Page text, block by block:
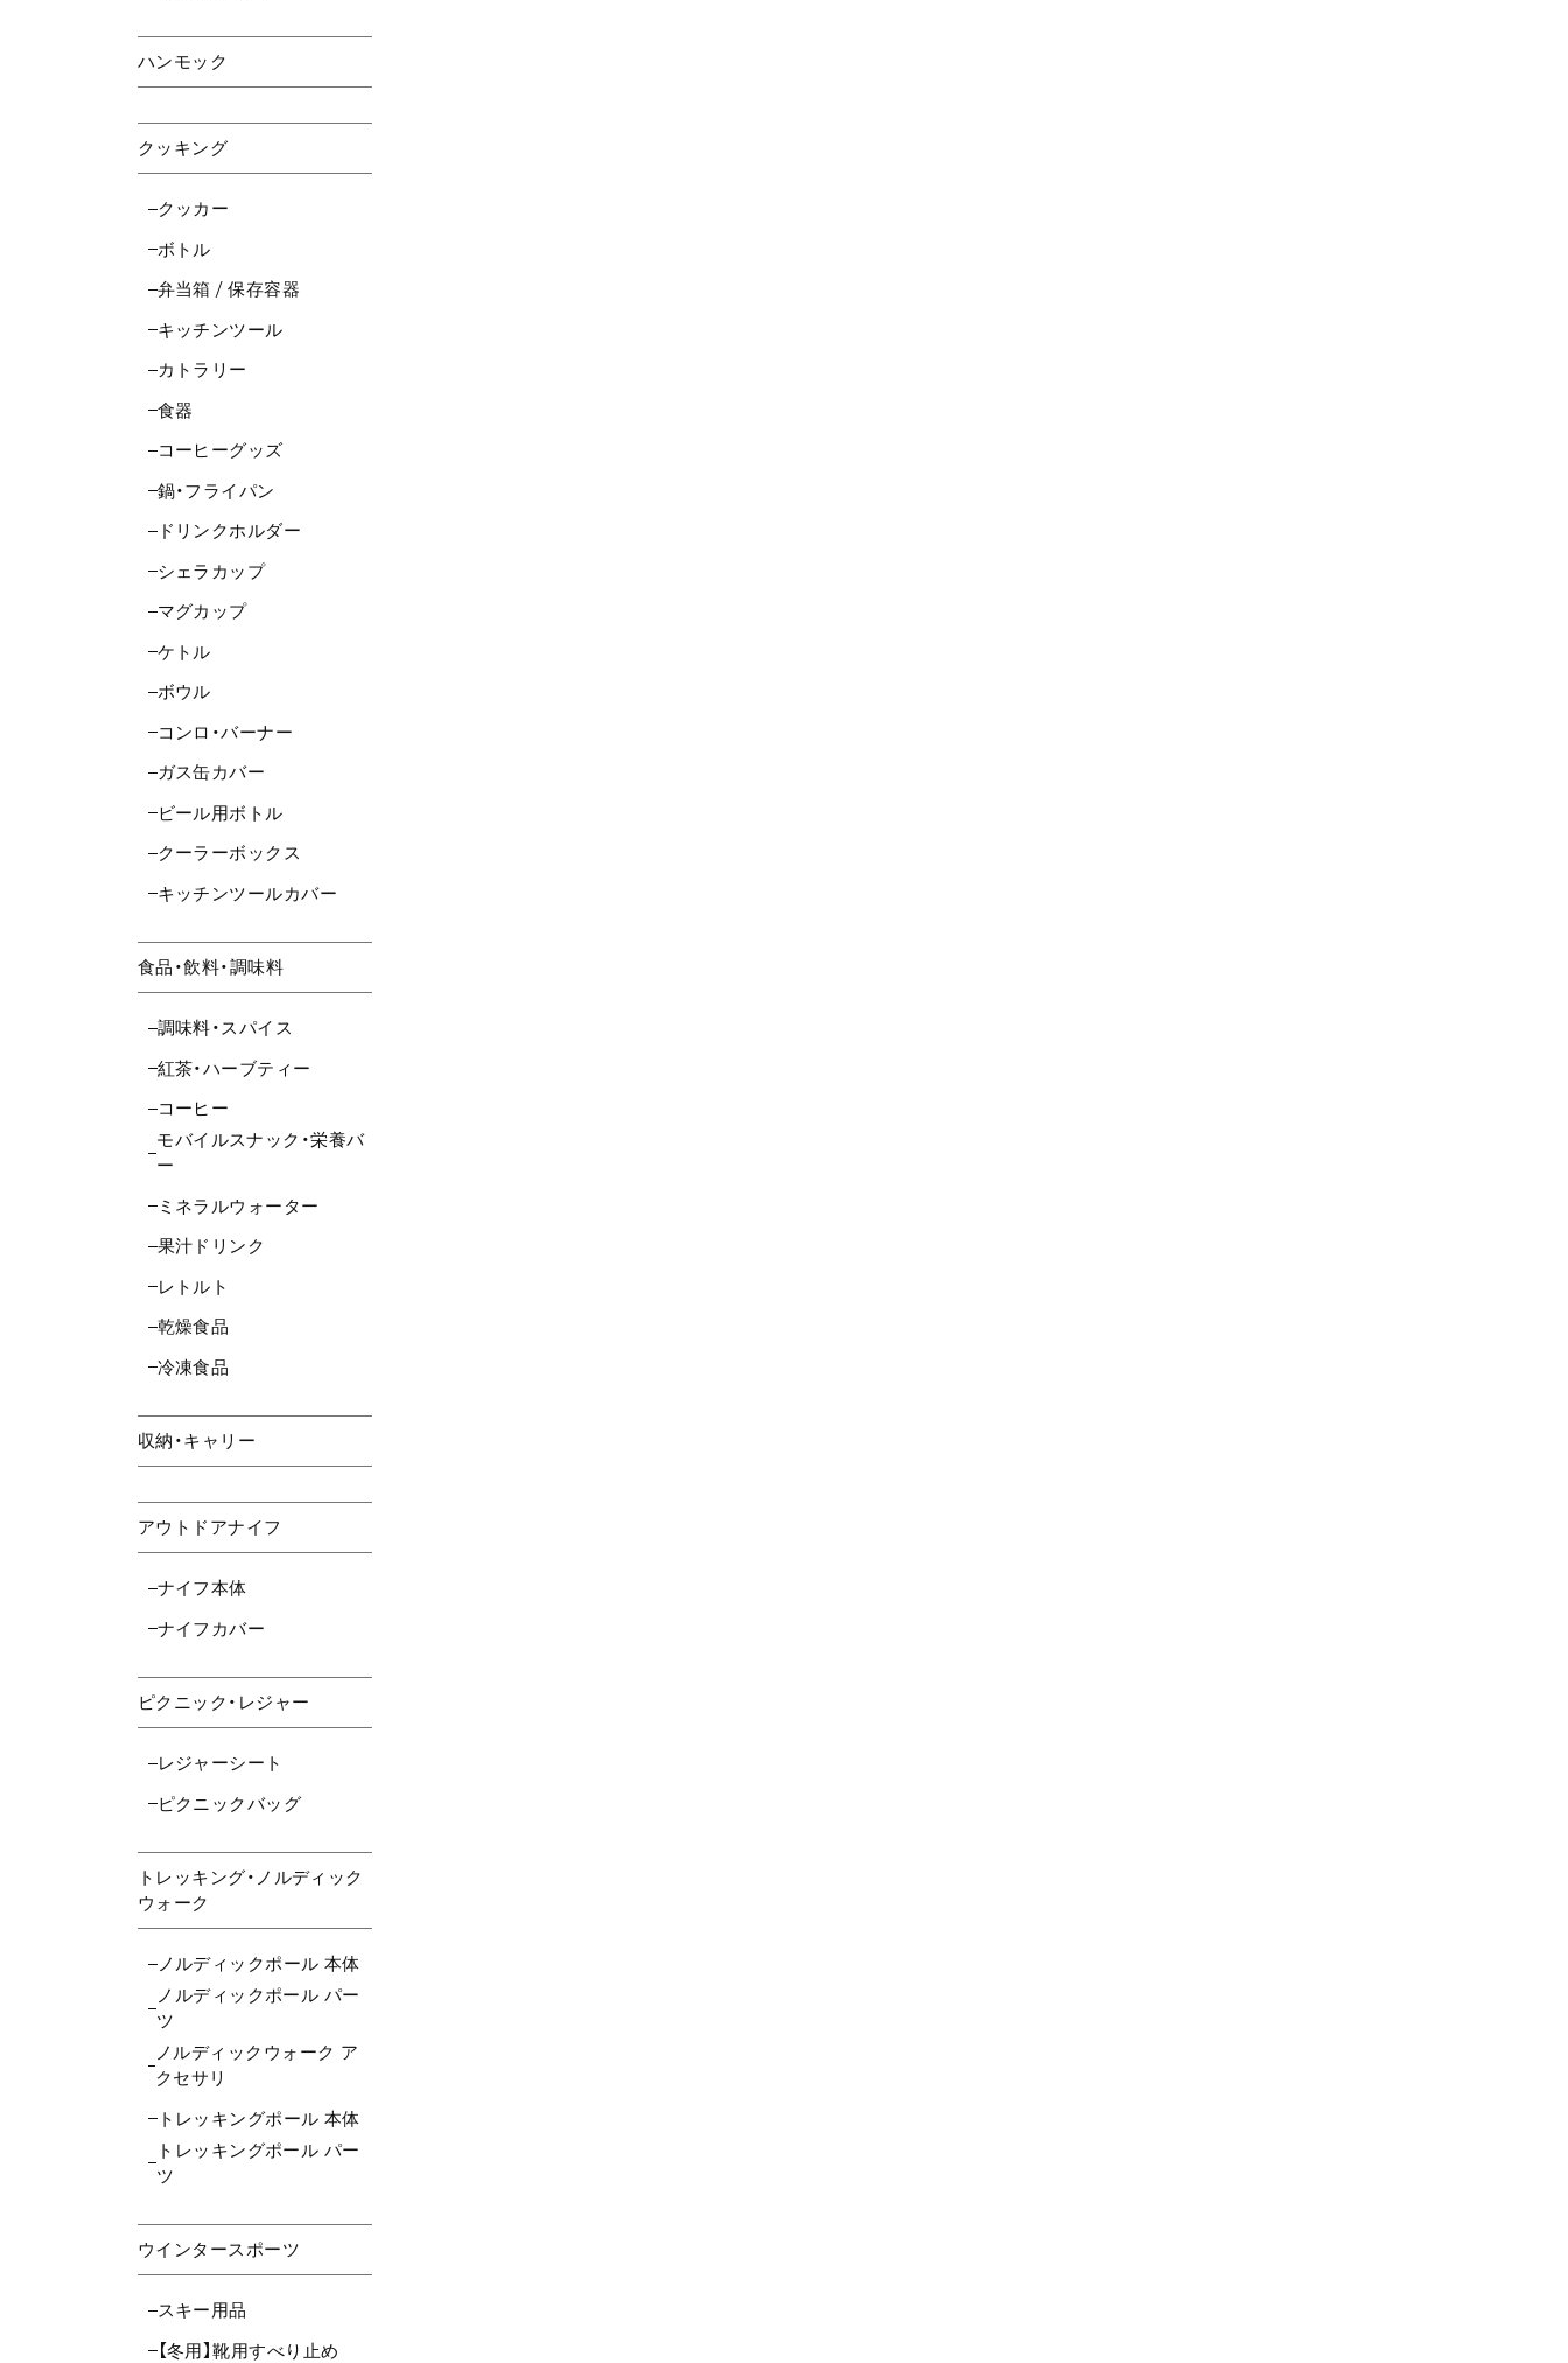
ハンモック
クッキング
クッカー
ボトル
弁当箱 / 保存容器
キッチンツール
カトラリー
食器
コーヒーグッズ
鍋・フライパン
ドリンクホルダー
シェラカップ
マグカップ
ケトル
ボウル
コンロ・バーナー
ガス缶カバー
ビール用ボトル
クーラーボックス
キッチンツールカバー
食品・飲料・調味料
調味料・スパイス
紅茶・ハーブティー
コーヒー
モバイルスナック・栄養バ
ー
ミネラルウォーター
果汁ドリンク
レトルト
乾燥食品
冷凍食品
収納・キャリー
アウトドアナイフ
ナイフ本体
ナイフカバー
ピクニック・レジャー
レジャーシート
ピクニックバッグ
トレッキング・ノルディック
ウォーク
ノルディックポール 本体
ノルディックポール パー
ツ
ノルディックウォーク ア
クセサリ
トレッキングポール 本体
トレッキングポール パー
ツ
ウインタースポーツ
スキー用品
【冬用】靴用すべり止め